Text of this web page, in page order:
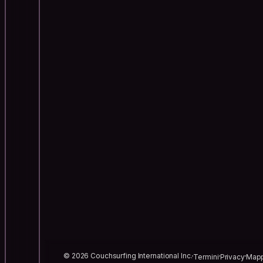
© 2026 Couchsurfing International Inc.TerminiPrivacy